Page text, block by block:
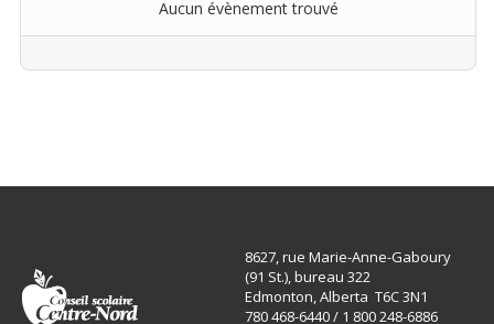
Aucun évènement trouvé
Limite de la pagination
8627, rue Marie-Anne-Gaboury
(91 St.), bureau 322
Edmonton, Alberta T6C 3N1
780 468-6440 / 1 800 248-6886